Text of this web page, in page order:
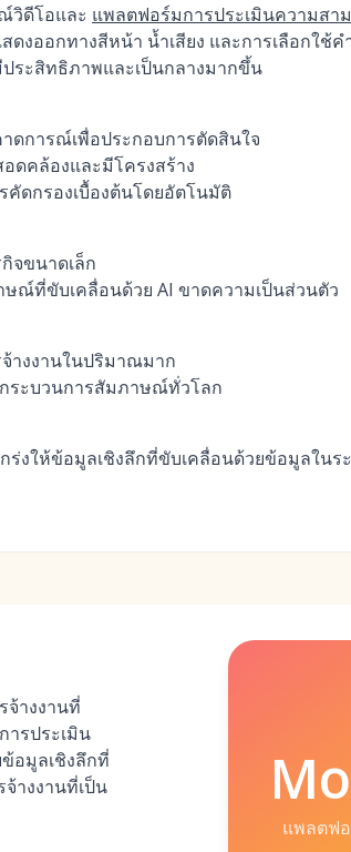
วิดีโอและ แพลตฟอร์มการประเมินความสา
ดงออกทางสีหน้า น้ำเสียง และการเลือกใ
ระสิทธิภาพและเป็นกลางมากขึ้น
ดการณ์เพื่อประกอบการตัดสินใจ
ดคล้องและมีโครงสร้าง
คัดกรองเบื้องต้นโดยอัตโนมัติ
จขนาดเล็ก
ณ์ที่ขับเคลื่อนด้วย AI ขาดความเป็นส่วนตัว
างงานในปริมาณมาก
ระบวนการสัมภาษณ์ทั่วโลก
ร่งให้ข้อมูลเชิงลึกที่ขับเคลื่อนด้วยข้อมูลใน
างงานที่
รประเมิน
อมูลเชิงลึกที่
างงานที่เป็น
แพลตฟ